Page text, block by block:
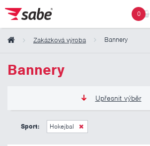
0
Zakázková výroba Bannery
Bannery
Upřesnit výběr
273 Kč
Sport: Hokejbal
Obsah košíku